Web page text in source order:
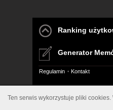
Ranking
Generator
Regulamin Kontakt
Ten serwis wykorzystuje pliki